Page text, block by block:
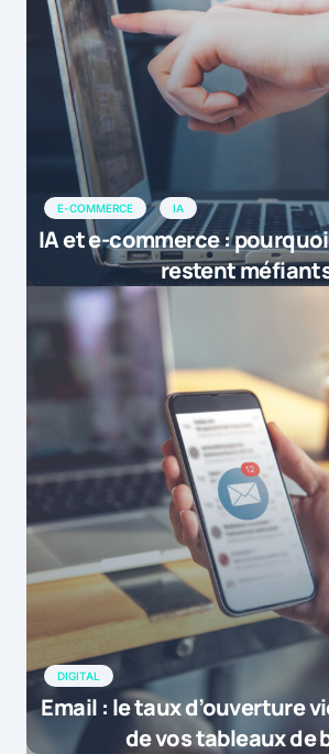
E-COMMERCE IA
IA et e-commerce :
restent
DIGITAL
Email : le taux d’ouverture
de vos tableaux de